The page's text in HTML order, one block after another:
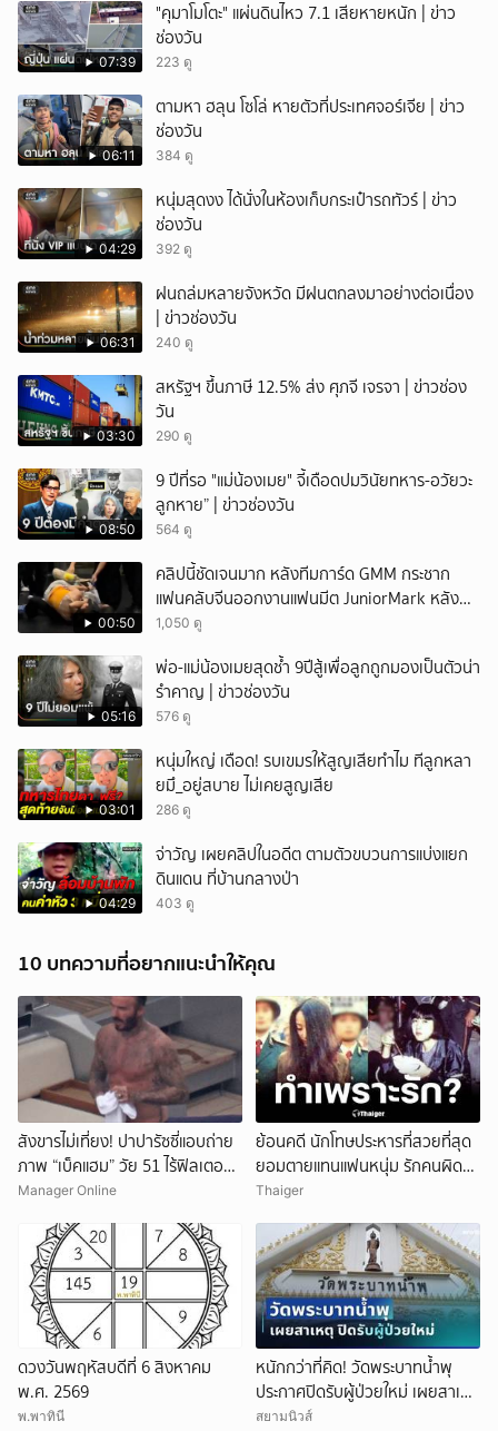
07:39
"คุมาโมโตะ" แผ่นดินไหว 7.1 เสียหายหนัก | ข่าว
ช่องวัน
223 ดู
06:11
ตามหา ฮลุน โซโล่ หายตัวที่ประเทศจอร์เจีย | ข่าว
ช่องวัน
384 ดู
04:29
หนุ่มสุดงง ได้นั่งในห้องเก็บกระเป๋ารถทัวร์ | ข่าว
ช่องวัน
392 ดู
06:31
ฝนถล่มหลายจังหวัด มีฝนตกลงมาอย่างต่อเนื่อง
| ข่าวช่องวัน
240 ดู
03:30
สหรัฐฯ ขึ้นภาษี 12.5% ส่ง ศุภจี เจรจา | ข่าวช่อง
วัน
290 ดู
08:50
9 ปีที่รอ "แม่น้องเมย" จี้เดือดปมวินัยทหาร-อวัยวะ
ลูกหาย” | ข่าวช่องวัน
564 ดู
00:50
คลิปนี้ชัดเจนมาก หลังทีมการ์ด GMM กระชาก
แฟนคลับจีนออกงานแฟนมีต JuniorMark หลัง
ฝ่าฝืนกติกาจองคิว
1,050 ดู
05:16
พ่อ-แม่น้องเมยสุดช้ำ 9ปีสู้เพื่อลูกถูกมองเป็นตัวน่า
รำคาญ | ข่าวช่องวัน
576 ดู
03:01
หนุ่มใหญ่ เดือด! รบเขมรให้สูญเสียทำไม ทีลูกหลา
ยมึ_อยู่สบาย ไม่เคยสูญเสีย
286 ดู
04:29
จ่าวัญ เผยคลิปในอดีต ตามตัวขบวนการแบ่งแยก
ดินแดน ที่บ้านกลางป่า
403 ดู
10 บทความที่อยากแนะนำให้คุณ
สังขารไม่เที่ยง! ปาปารัซซี่แอบถ่าย
ภาพ “เบ็คแฮม” วัย 51 ไร้ฟิลเตอร์
เผยให้เห็นผมบาง-ศีรษะล้าน
Manager Online
ย้อนคดี นักโทษประหารที่สวยที่สุด
ยอมตายแทนแฟนหนุ่ม รักคนผิด
ชีวิตดิ่งเหว
Thaiger
ดวงวันพฤหัสบดีที่ 6 สิงหาคม
พ.ศ. 2569
พ.พาทินี
หนักกว่าที่คิด! วัดพระบาทน้ำพุ
ประกาศปิดรับผู้ป่วยใหม่ เผยสาเหตุ
สุดสะเทือนใจ
สยามนิวส์